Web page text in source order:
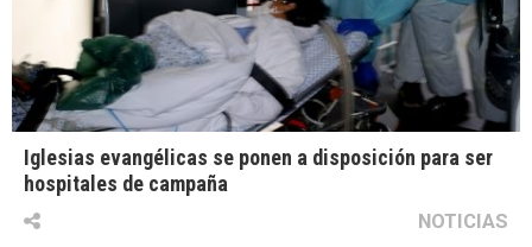
Iglesias evangélicas se ponen a disposición para ser
hospitales de campaña
NOTICIAS